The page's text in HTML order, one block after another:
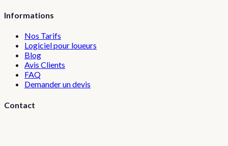
Informations
Nos Tarifs
Logiciel pour loueurs
Blog
Avis Clients
FAQ
Demander un devis
Contact